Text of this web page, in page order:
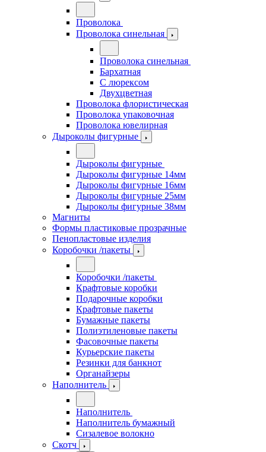
Проволока
Проволока синельная
Проволока синельная
Бархатная
С люрексом
Двухцветная
Проволока флористическая
Проволока упаковочная
Проволока ювелирная
Дыроколы фигурные
Дыроколы фигурные
Дыроколы фигурные 14мм
Дыроколы фигурные 16мм
Дыроколы фигурные 25мм
Дыроколы фигурные 38мм
Магниты
Формы пластиковые прозрачные
Пенопластовые изделия
Коробочки /пакеты
Коробочки /пакеты
Крафтовые коробки
Подарочные коробки
Крафтовые пакеты
Бумажные пакеты
Полиэтиленовые пакеты
Фасовочные пакеты
Курьерские пакеты
Резинки для банкнот
Органайзеры
Наполнитель
Наполнитель
Наполнитель бумажный
Сизалевое волокно
Скотч